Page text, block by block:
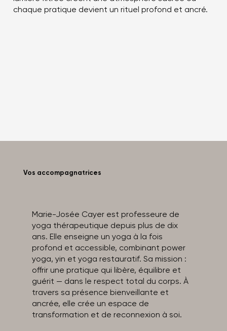
chaque pratique devient un rituel profond et ancré.
Vos accompagnatrices
Marie-Josée Cayer est professeure de
yoga thérapeutique depuis plus de dix
ans. Elle enseigne un yoga à la fois
profond et accessible, combinant power
yoga, yin et yoga restauratif. Sa mission :
offrir une pratique qui libère, équilibre et
guérit — dans le respect total du corps. À
travers sa présence bienveillante et
ancrée, elle crée un espace de
transformation et de reconnexion à soi.